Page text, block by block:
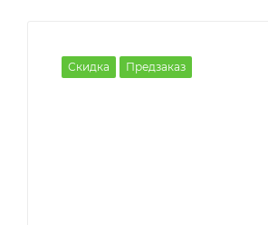
Скидка Предзаказ